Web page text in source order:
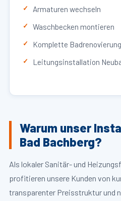
Armaturen wechseln
Waschbecken montieren
Komplette Badrenovierung
Leitungsinstallation
Warum unser
Bad Bachberg?
Als lokaler Sanitär- und
profitieren unsere Kunden von
transparenter Preisstruktur und